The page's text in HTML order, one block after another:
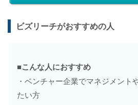
ビズリーチがおすすめの人
■こんな人におすすめ
・ベンチャー企業でマネジメント
たい方